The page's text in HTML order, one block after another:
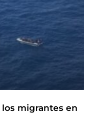
migrantes en